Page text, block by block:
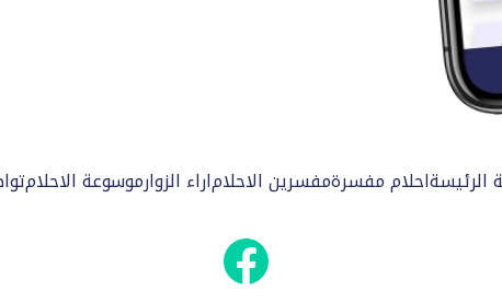
الرئيسةاحلام مفسرةمفسرين الاحلاماراء الزوارموسوعة الاحلام